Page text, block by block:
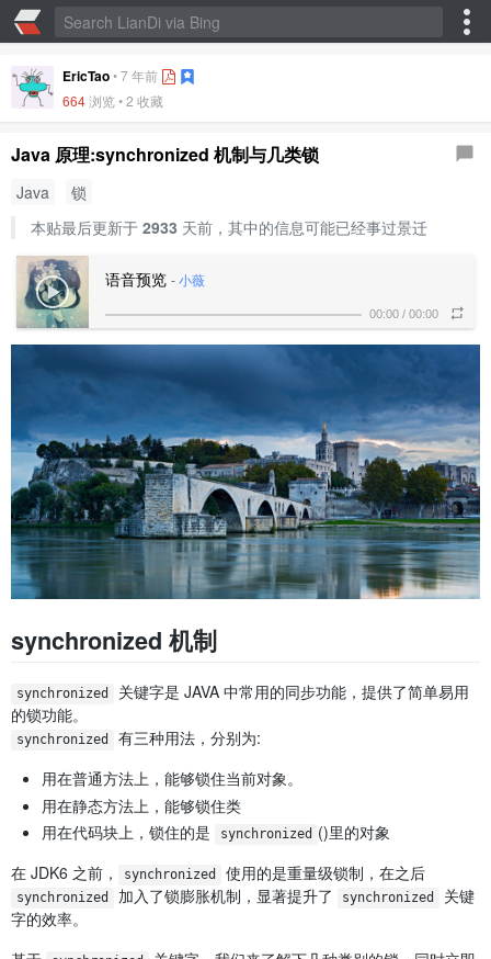
EricTao•7 年前
664浏览 •2 收藏
Java 原理:synchronized 机制与几类锁
Java
锁
本贴最后更新于 2933 天前，其中的信息可能已经事过景迁
语音预览 - 小薇
00:00 / 00:00
synchronized 机制
synchronized
关键字是 JAVA 中常用的同步功能，提供了简单易用
的锁功能。
synchronized
有三种用法，分别为:
用在普通方法上，能够锁住当前对象。
用在静态方法上，能够锁住类
用在代码块上，锁住的是
synchronized ()里的对象
在 JDK6 之前，
synchronized 使用的是重量级锁制，在之后
synchronized 加入了锁膨胀机制，显著提升了 synchronized
关键
字的效率。